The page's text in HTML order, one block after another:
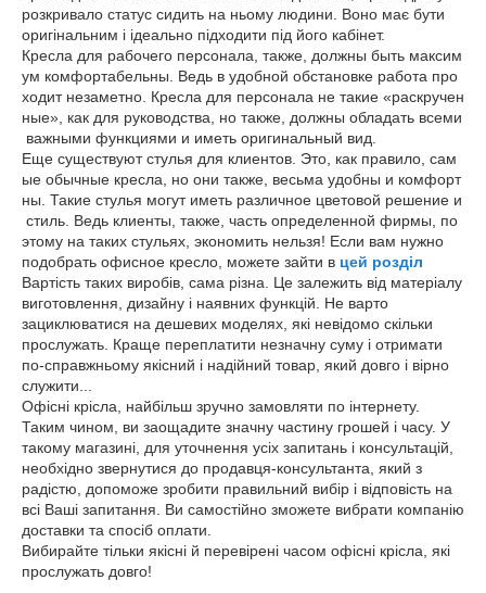
розкривало статус сидить на ньому людини. Воно має бути
оригінальним і ідеально підходити під його кабінет.
Кресла для рабочего персонала, также, должны быть максим
ум комфортабельны. Ведь в удобной обстановке работа про
ходит незаметно. Кресла для персонала не такие «раскручен
ные», как для руководства, но также, должны обладать всеми
важными функциями и иметь оригинальный вид.
Еще существуют стулья для клиентов. Это, как правило, сам
ые обычные кресла, но они также, весьма удобны и комфорт
ны. Такие стулья могут иметь различное цветовой решение и
стиль. Ведь клиенты, также, часть определенной фирмы, по
этому на таких стульях, экономить нельзя! Если вам нужно
подобрать офисное кресло, можете зайти в цей розділ
Вартість таких виробів, сама різна. Це залежить від матеріалу
виготовлення, дизайну і наявних функцій. Не варто
зациклюватися на дешевих моделях, які невідомо скільки
прослужать. Краще переплатити незначну суму і отримати
по-справжньому якісний і надійний товар, який довго і вірно
служити...
Офісні крісла, найбільш зручно замовляти по інтернету.
Таким чином, ви заощадите значну частину грошей і часу. У
такому магазині, для уточнення усіх запитань і консультацій,
необхідно звернутися до продавця-консультанта, який з
радістю, допоможе зробити правильний вибір і відповість на
всі Ваші запитання. Ви самостійно зможете вибрати компанію
доставки та спосіб оплати.
Вибирайте тільки якісні й перевірені часом офісні крісла, які
прослужать довго!